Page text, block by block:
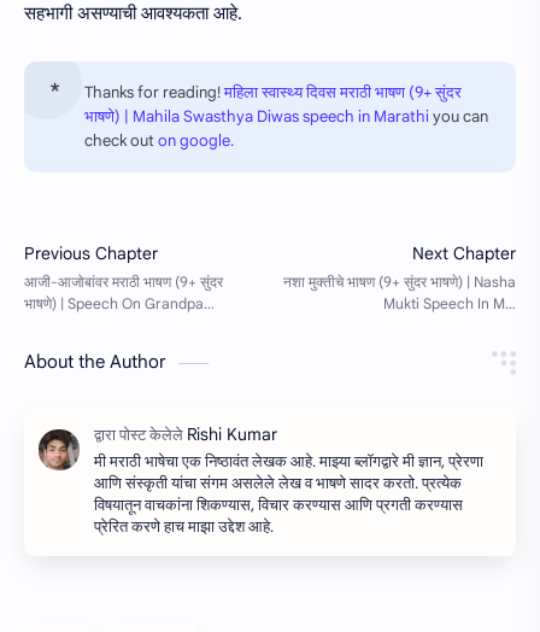
सहभागी असण्याची आवश्यकता आहे.
Thanks for reading!महिला स्वास्थ्य दिवस मराठी भाषण (9+ सुंदर
भाषणे) | Mahila Swasthya Diwas speech in Marathiyou can
check outon google.
About the Author
मी मराठी भाषेचा एक निष्ठावंत लेखक आहे. माझ्या ब्लॉगद्वारे मी ज्ञान, प्रेरणा
आणि संस्कृती यांचा संगम असलेले लेख व भाषणे सादर करतो. प्रत्येक
विषयातून वाचकांना शिकण्यास, विचार करण्यास आणि प्रगती करण्यास
प्रेरित करणे हाच माझा उद्देश आहे.